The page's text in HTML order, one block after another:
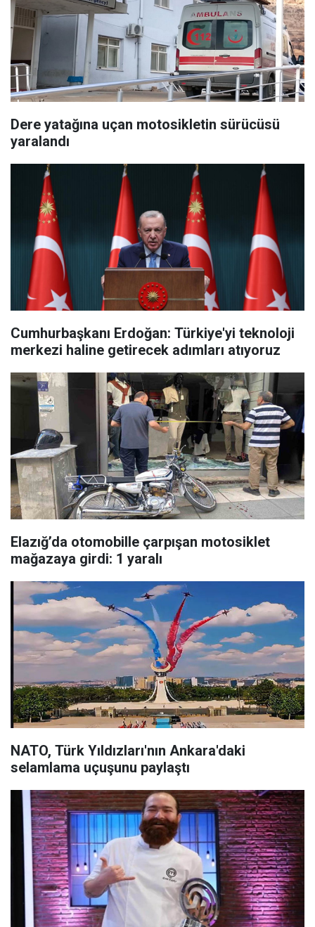
Dere yatağına uçan motosikletin sürücüsü
yaralandı
Cumhurbaşkanı Erdoğan: Türkiye'yi teknoloji
merkezi haline getirecek adımları atıyoruz
Elazığ’da otomobille çarpışan motosiklet
mağazaya girdi: 1 yaralı
NATO, Türk Yıldızları'nın Ankara'daki
selamlama uçuşunu paylaştı